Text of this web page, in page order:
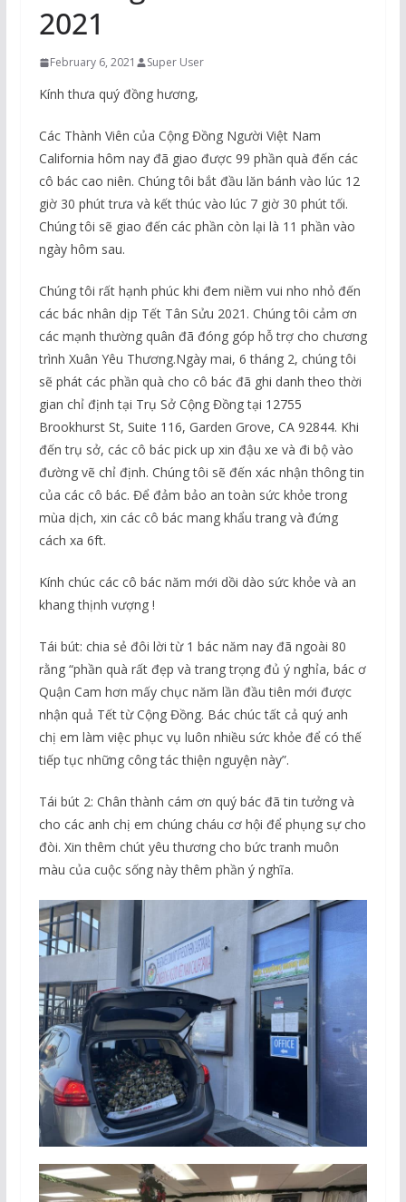
2021
February 6, 2021 Super User
Kính thưa quý đồng hương,
Các Thành Viên của Cộng Đồng Người Việt Nam
California hôm nay đã giao được 99 phần quà đến các
cô bác cao niên. Chúng tôi bắt đầu lăn bánh vào lúc 12
giờ 30 phút trưa và kết thúc vào lúc 7 giờ 30 phút tối.
Chúng tôi sẽ giao đến các phần còn lại là 11 phần vào
ngày hôm sau.
Chúng tôi rất hạnh phúc khi đem niềm vui nho nhỏ đến
các bác nhân dịp Tết Tân Sửu 2021. Chúng tôi cảm ơn
các mạnh thường quân đã đóng góp hỗ trợ cho chương
trình Xuân Yêu Thương.Ngày mai, 6 tháng 2, chúng tôi
sẽ phát các phần quà cho cô bác đã ghi danh theo thời
gian chỉ định tại Trụ Sở Cộng Đồng tại 12755
Brookhurst St, Suite 116, Garden Grove, CA 92844. Khi
đến trụ sở, các cô bác pick up xin đậu xe và đi bộ vào
đường vẽ chỉ định. Chúng tôi sẽ đến xác nhận thông tin
của các cô bác. Để đảm bảo an toàn sức khỏe trong
mùa dịch, xin các cô bác mang khẩu trang và đứng
cách xa 6ft.
Kính chúc các cô bác năm mới dồi dào sức khỏe và an
khang thịnh vượng !
Tái bút: chia sẻ đôi lời từ 1 bác năm nay đã ngoài 80
rằng “phần quà rất đẹp và trang trọng đủ ý nghỉa, bác ơ
Quận Cam hơn mấy chục năm lần đầu tiên mới được
nhận quả Tết từ Cộng Đồng. Bác chúc tất cả quý anh
chị em làm việc phục vụ luôn nhiều sức khỏe để có thế
tiếp tục những công tác thiện nguyện này”.
Tái bút 2: Chân thành cám ơn quý bác đã tin tưởng và
cho các anh chị em chúng cháu cơ hội để phụng sự cho
đòi. Xin thêm chút yêu thương cho bức tranh muôn
màu của cuộc sống này thêm phần ý nghĩa.